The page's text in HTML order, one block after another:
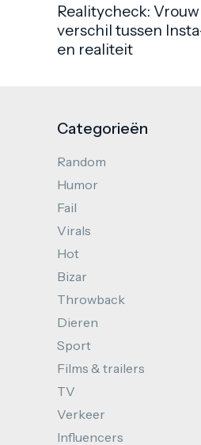
Realitycheck:
verschil tussen
en realiteit
Categorieën
Random
Humor
Fail
Virals
Hot
Bizar
Throwback
Dieren
Sport
Films & trailers
TV
Verkeer
Influencers